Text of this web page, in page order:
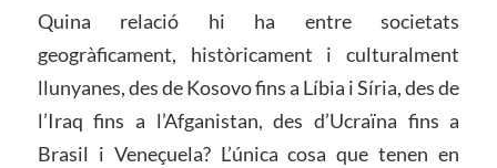
Quina relació hi ha entre societats
geogràficament, històricament i culturalment
llunyanes, des de Kosovo fins a Líbia i Síria, des de
l’Iraq fins a l’Afganistan, des d’Ucraïna fins a
Brasil i Veneçuela? L’única cosa que tenen en